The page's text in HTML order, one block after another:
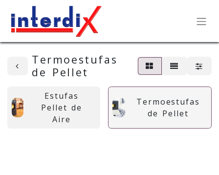
Termoestufas
de Pellet
Estufas
Pellet de
Aire
Termoestufas
de Pellet